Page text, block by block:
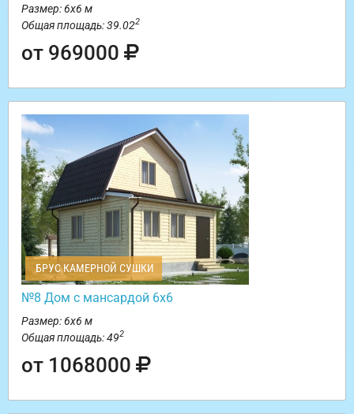
Размер: 6х6 м
Общая площадь: 39.022
от 969000
БРУС КАМЕРНОЙ СУШКИ
№8 Дом с мансардой 6х6
Размер: 6х6 м
Общая площадь: 492
от 1068000